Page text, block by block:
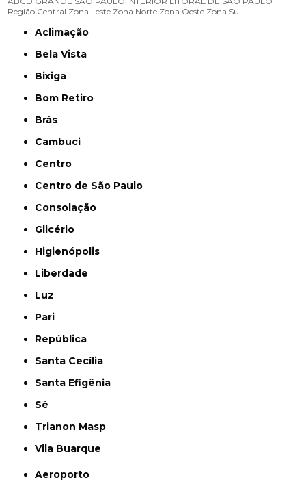
Região Central Zona Leste Zona Norte Zona Oeste Zona Sul
Aclimação
Bela Vista
Bixiga
Bom Retiro
Brás
Cambuci
Centro
Centro de São Paulo
Consolação
Glicério
Higienópolis
Liberdade
Luz
Pari
República
Santa Cecília
Santa Efigênia
Sé
Trianon Masp
Vila Buarque
Aeroporto